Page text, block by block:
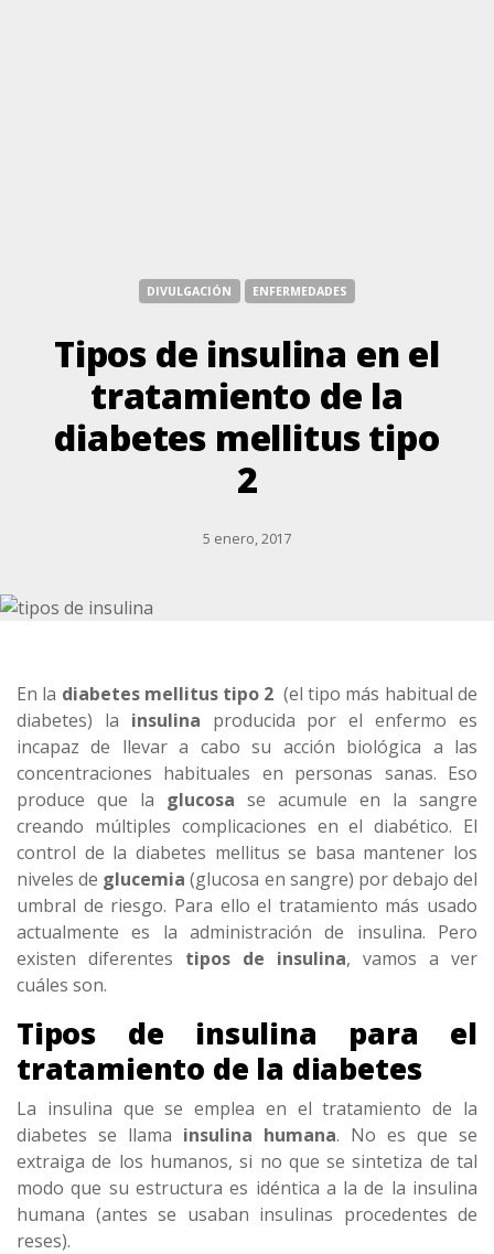
DIVULGACIÓN ENFERMEDADES
Tipos de insulina en el
tratamiento de la
diabetes mellitus tipo
2
5 enero, 2017
En la diabetes mellitus tipo 2 (el tipo más habitual de
diabetes) la insulina producida por el enfermo es
incapaz de llevar a cabo su acción biológica a las
concentraciones habituales en personas sanas. Eso
produce que la glucosa se acumule en la sangre
creando múltiples complicaciones en el diabético. El
control de la diabetes mellitus se basa mantener los
niveles de glucemia (glucosa en sangre) por debajo del
umbral de riesgo. Para ello el tratamiento más usado
actualmente es la administración de insulina. Pero
existen diferentes tipos de insulina, vamos a ver
cuáles son.
Tipos de insulina para el
tratamiento de la diabetes
La insulina que se emplea en el tratamiento de la
diabetes se llama insulina humana. No es que se
extraiga de los humanos, si no que se sintetiza de tal
modo que su estructura es idéntica a la de la insulina
humana (antes se usaban insulinas procedentes de
reses).